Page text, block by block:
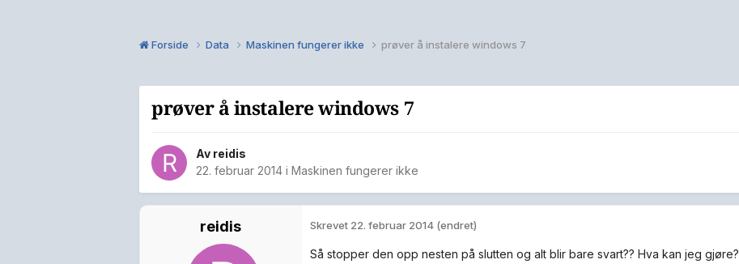
Forside Data Maskinen fungerer ikke prøver å instalere windows 7
prøver å instalere windows 7
Av reidis
22. februar 2014 i Maskinen fungerer ikke
reidis Skrevet 22. februar 2014 (endret)
Så stopper den opp nesten på slutten og alt blir bare svart?? Hva kan jeg gjøre?